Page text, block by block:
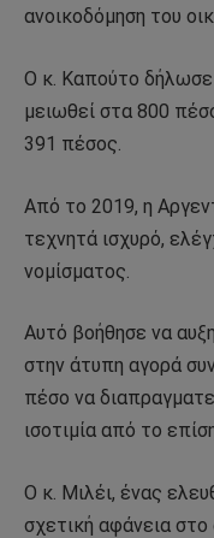
ανοικοδόμηση του
Ο κ. Καπούτο δήλωσε
μειωθεί στα 800
391 πέσος.
Από το 2019, η
τεχνητά ισχυρό,
νομίσματος.
Αυτό βοήθησε να
στην άτυπη αγορά
πέσο να
ισοτιμία από το
Ο κ. Μιλέι, ένας
σχετική αφάνεια